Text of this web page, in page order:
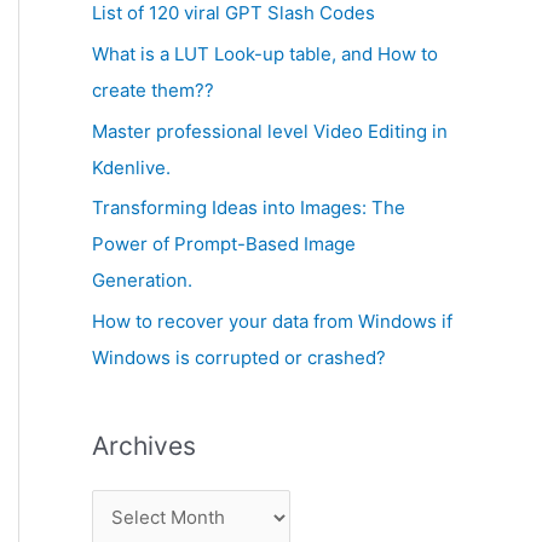
r
:
List of 120 viral GPT Slash Codes
What is a LUT Look-up table, and How to
create them??
Master professional level Video Editing in
Kdenlive.
Transforming Ideas into Images: The
Power of Prompt-Based Image
Generation.
How to recover your data from Windows if
Windows is corrupted or crashed?
Archives
v
e
s